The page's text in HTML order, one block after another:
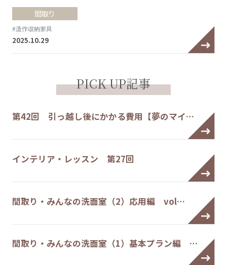
間取り
#造作収納家具
2025.10.29
PICK UP記事
第42回 引っ越し後にかかる費用【夢のマイ…
インテリア・レッスン 第27回
間取り・みんなの洗面室（2）応用編 vol…
間取り・みんなの洗面室（1）基本プラン編 …